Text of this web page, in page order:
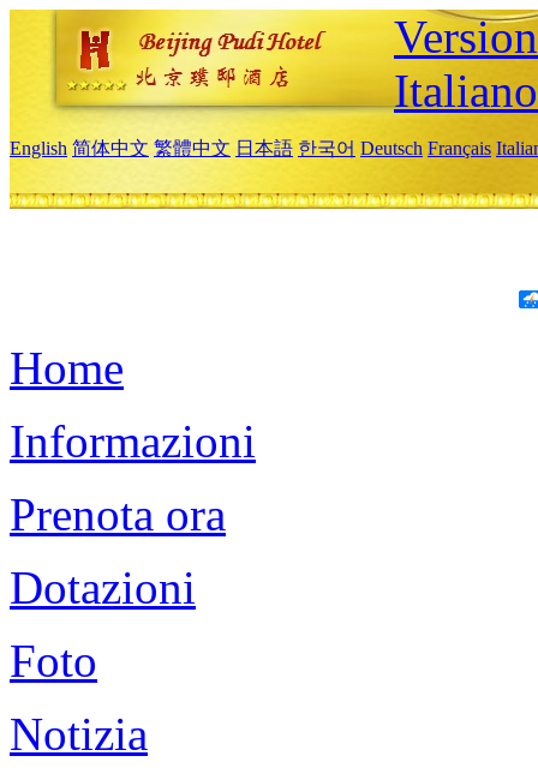
Italiano
English 简体中文 繁體中文 日本語 한국어 Deutsch Français
Home
Informazioni
Prenota ora
Dotazioni
Foto
Notizia